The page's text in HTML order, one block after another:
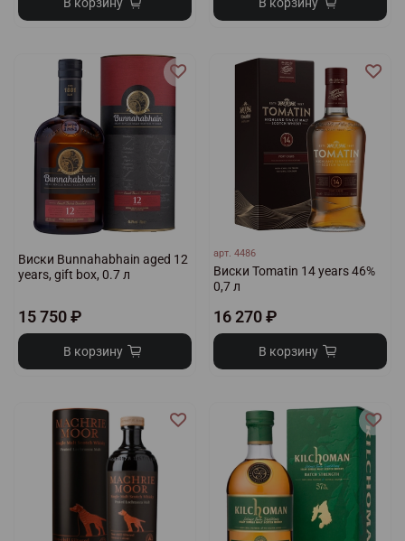
В корзину В корзину
Виски Bunnahabhain aged 12
years, gift box, 0.7 л
15 750 ₽
В корзину
арт.4486
Виски Tomatin 14 years 46%
0,7 л
16 270 ₽
В корзину